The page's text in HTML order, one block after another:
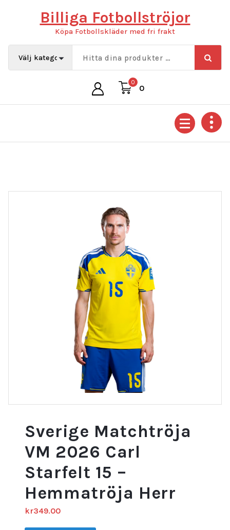
Billiga Fotbollströjor
Köpa Fotbollskläder med fri frakt
0
0
Sverige Matchtröja
VM 2026 Carl
Starfelt 15 –
Hemmatröja Herr
kr349.00